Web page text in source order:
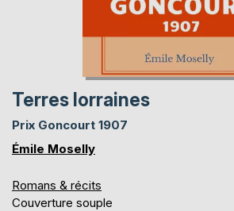
Terres lorraines
Prix Goncourt 1907
Émile Moselly
Romans & récits
Couverture souple